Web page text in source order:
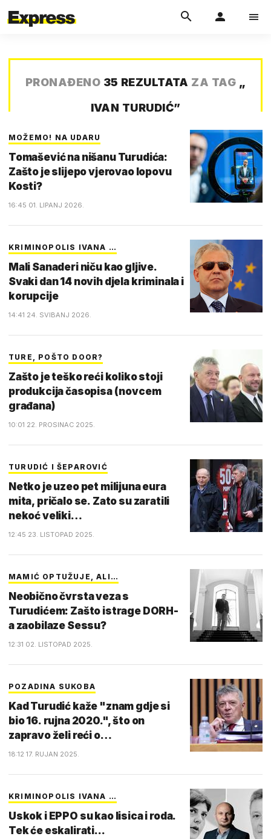
PRONAĐENO 35 REZULTATA ZA TAG „
IVAN TURUDIĆ”
MOŽEMO! NA UDARU
Tomašević na nišanu Turudića:
Zašto je slijepo vjerovao lopovu
Kosti?
16:45 01. LIPANJ 2026.
KRIMINOPOLIS IVANA …
Mali Sanaderi niču kao gljive.
Svaki dan 14 novih djela kriminala i
korupcije
14:41 24. SVIBANJ 2026.
TURE, POŠTO DOOR?
Zašto je teško reći koliko stoji
produkcija časopisa (novcem
građana)
10:01 22. PROSINAC 2025.
TURUDIĆ I ŠEPAROVIĆ
Netko je uzeo pet milijuna eura
mita, pričalo se. Zato su zaratili
nekoć veliki…
12:45 23. LISTOPAD 2025.
MAMIĆ OPTUŽUJE, ALI…
Neobično čvrsta veza s
Turudićem: Zašto istrage DORH-
a zaobilaze Sessu?
12:31 02. LISTOPAD 2025.
POZADINA SUKOBA
Kad Turudić kaže "znam gdje si
bio 16. rujna 2020.", što on
zapravo želi reći o…
18:12 17. RUJAN 2025.
KRIMINOPOLIS IVANA …
Uskok i EPPO su kao lisica i roda.
Tek će eskalirati...